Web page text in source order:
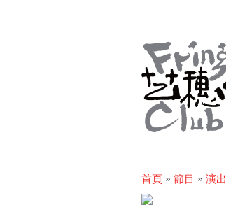
首頁 » 節目 » 演出